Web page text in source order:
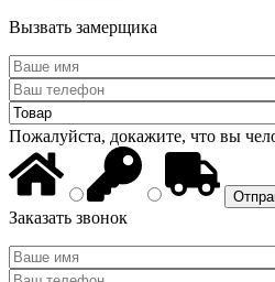
Вызвать замерщика
Пожалуйста, докажите, что вы
Заказать звонок